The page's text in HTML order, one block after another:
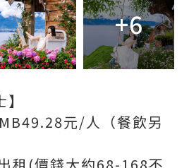
+6
元/人（餐飲另
租(價錢大約68-168不